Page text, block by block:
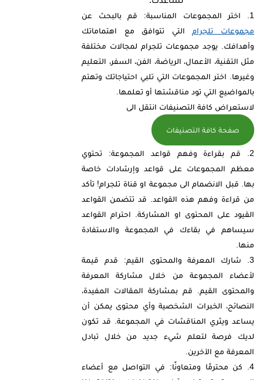
اختر المجموعات المناسبة: قم بالبحث عن
مجموعات تلجرام التي تتوافق مع اهتماماتك
وأهدافك. يوجد مجموعات تلجرام لمجالات مختلفة
مثل التقنية، الأعمال، الرياضة، الفن، السفر، التعليم
وغيرها. اختر المجموعات التي تلبي احتياجاتك وتهتم
بالمواضيع التي تود مناقشتها أو تعلمها.
لاستعراض كافة التصنيفات انتقل الى
صفحة كافة التصنيفات
قم بقراءة وفهم قواعد المجموعة: تحتوي
معظم المجموعات على قواعد وإرشادات خاصة
بها. قبل الانضمام الى مجموعة او قناة تلجرام! تأكد
من قراءة وفهم هذه القواعد. قد تتضمن القواعد
القيود على المحتوى او المشاركة. احترام القواعد
سيساهم في بقاءك في المجموعة والاستفادة
منها.
شارك المعرفة والمحتوى القيم: قدم قيمة
لأعضاء المجموعة من خلال مشاركة المعرفة
والمحتوى القيم. قم بمشاركة المقالات المفيدة،
النصائح، الخبرات الشخصية وأي محتوى يمكن أن
يساعد ويثري المناقشات في المجموعة. قد تكون
لديك فرصة لتعلم شيء جديد من خلال تبادل
المعرفة مع الآخرين.
كن محترمًا ومتعاونًا: في التواصل مع أعضاء